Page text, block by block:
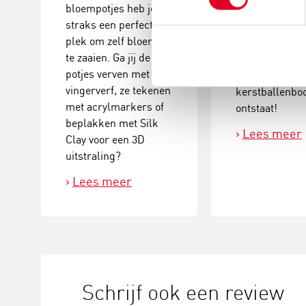
bloempotjes heb je
straks een perfecte
plek om zelf bloemen
te zaaien. Ga jij de
potjes verven met
vingerverf, ze tekenen
met acrylmarkers of
beplakken met Silk
Clay voor een 3D
uitstraling?
Lees meer
Plak
groottes van
ontstaat!
Lees meer
Schrijf ook een review